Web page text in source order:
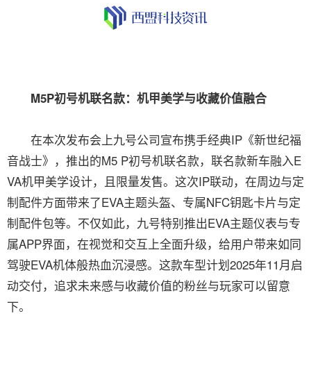
M5P初号机联名款：机甲美学与收藏价值融合
在本次发布会上九号公司宣布携手经典IP《新世纪福
音战士》，推出的M5 P初号机联名款，联名款新车融入E
VA机甲美学设计，且限量发售。这次IP联动，在周边与定
制配件方面带来了EVA主题头盔、专属NFC钥匙卡片与定
制配件包等。不仅如此，九号特别推出EVA主题仪表与专
属APP界面，在视觉和交互上全面升级，给用户带来如同
驾驶EVA机体般热血沉浸感。这款车型计划2025年11月启
动交付，追求未来感与收藏价值的粉丝与玩家可以留意
下。